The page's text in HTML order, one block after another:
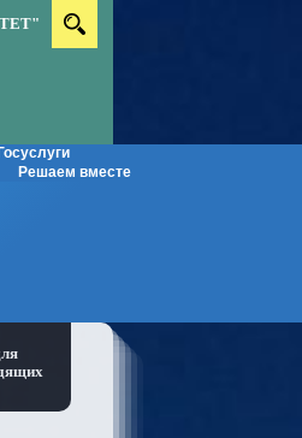
Решаем вместе